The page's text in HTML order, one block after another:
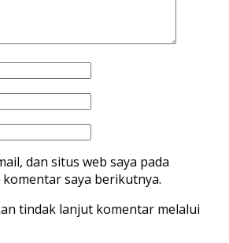
dan situs web saya pada
saya berikutnya.
tindak lanjut komentar melalui